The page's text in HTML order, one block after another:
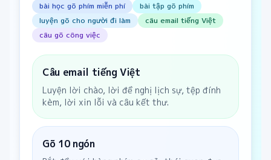
bài học gõ phím miễn phí
bài tập gõ phím
luyện gõ cho người đi làm
câu email tiếng Việt
câu gõ công việc
Câu email tiếng Việt
Luyện lời chào, lời đề nghị lịch sự, tệp đính
kèm, lời xin lỗi và câu kết thư.
Gõ 10 ngón